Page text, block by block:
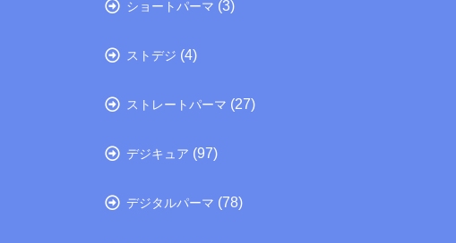
ショートパーマ (3)
ストデジ (4)
ストレートパーマ (27)
デジキュア (97)
デジタルパーマ (78)